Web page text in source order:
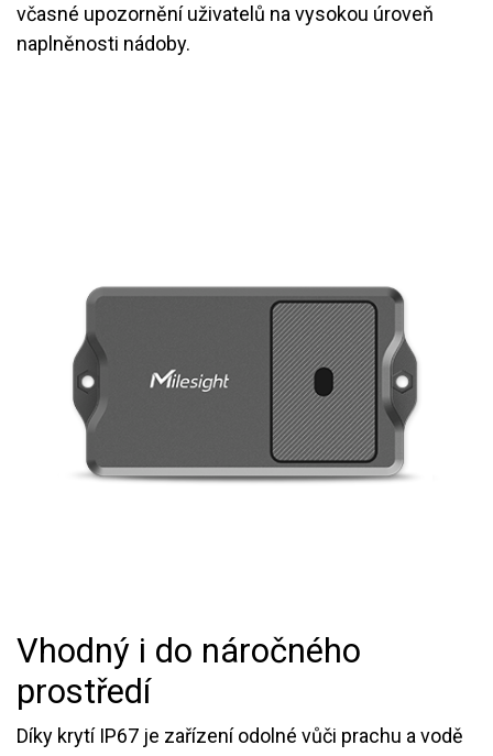
včasné upozornění uživatelů na vysokou úroveň
naplněnosti nádoby.
Vhodný i do náročného
prostředí
Díky krytí IP67 je zařízení odolné vůči prachu a vodě